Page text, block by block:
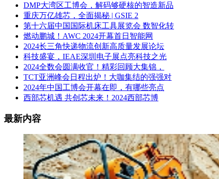
DMP大湾区工博会，解码够硬核的智造新品
重庆万亿雄芯，全面揭秘 | GSIE 2
第十六届中国国际机床工具展览会 数智化转
燃动鹏城！AWC 2024开幕首日智能网
2024长三角快递物流创新高质量发展论坛
科技盛宴，IEAE深圳电子展点亮科技之光
2024全数会圆满收官！精彩回顾大集锦，
TCT亚洲峰会日程出炉！大咖集结的强强对
2024年中国工博会开幕在即，有哪些亮点
西部芯机遇 共创芯未来！2024西部芯博
最新内容